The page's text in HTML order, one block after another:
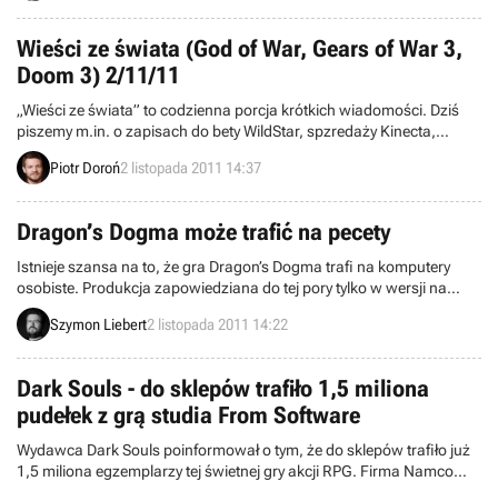
Wieści ze świata (God of War, Gears of War 3,
Doom 3) 2/11/11
„Wieści ze świata” to codzienna porcja krótkich wiadomości. Dziś
piszemy m.in. o zapisach do bety WildStar, spzredaży Kinecta,
upublicznieniu kodu źródłego Dooma 3, darmowym DLC do Gears
of War 3, zawodnikach w UFC Undisputed 3, a także nowym God of
Piotr Doroń2 listopada 2011 14:37
Dragon’s Dogma może trafić na pecety
Istnieje szansa na to, że gra Dragon’s Dogma trafi na komputery
osobiste. Produkcja zapowiedziana do tej pory tylko w wersji na
konsole, była pokazywana na pecetach podczas imprezy firmy
Capcom. Sami twórcy nie wykluczają takiej możliwości.
Szymon Liebert2 listopada 2011 14:22
Dark Souls - do sklepów trafiło 1,5 miliona
pudełek z grą studia From Software
Wydawca Dark Souls poinformował o tym, że do sklepów trafiło już
1,5 miliona egzemplarzy tej świetnej gry akcji RPG. Firma Namco